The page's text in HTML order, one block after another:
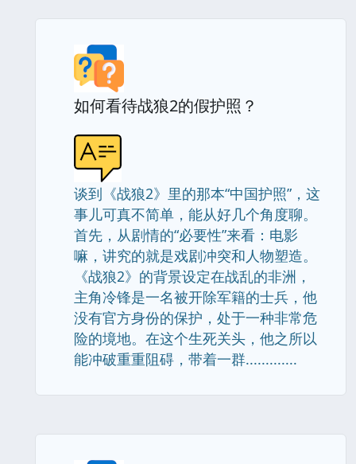
如何看待战狼2的假护照？
谈到《战狼2》里的那本“中国护照”，这
事儿可真不简单，能从好几个角度聊。
首先，从剧情的“必要性”来看：电影
嘛，讲究的就是戏剧冲突和人物塑造。
《战狼2》的背景设定在战乱的非洲，
主角冷锋是一名被开除军籍的士兵，他
没有官方身份的保护，处于一种非常危
险的境地。在这个生死关头，他之所以
能冲破重重阻碍，带着一群.............